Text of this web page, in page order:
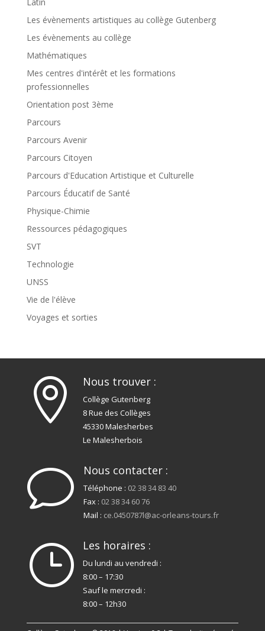
Les évènements artistiques au collège Gutenberg
Les évènements au collège
Mathématiques
Mes centres d'intérêt et les formations
professionnelles
Orientation post 3ème
Parcours
Parcours Avenir
Parcours Citoyen
Parcours d'Education Artistique et Culturelle
Parcours Éducatif de Santé
Physique-Chimie
Ressources pédagogiques
SVT
Technologie
UNSS
Vie de l'élève
Voyages et sorties
 Nous trouver :
Collège Gutenberg
8 Rue des Collèges
45330 Malesherbes
Le Malesherbois
v Nous contacter :
Téléphone : 02 38 34 83 40
Fax : 02 38 34 60 76
Mail : ce.0450787l@ac-orleans-tours.fr
} Les horaires :
Du lundi au vendredi :
8:00 – 17:30
Sauf le mercredi :
8:00 – 12h30